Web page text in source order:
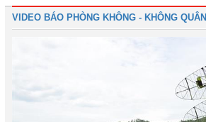
VIDEO BÁO PHÒNG KHÔNG - KHÔNG QUÂN